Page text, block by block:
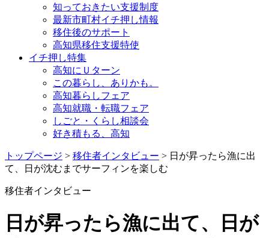
知っておきたい支援制度
最新市町村イチ押し情報
移住後のサポート
高知県移住支援特使
イチ押し特集
高知にＵターン
この暮らし、ありかも。
高知暮らしフェア
高知就職・転職フェア
しごと・くらし相談会
好き積もる、高知
トップページ > 移住者インタビュー > 日が昇ったら漁に出
て、日が沈むまでサーフィンを楽しむ
移住者インタビュー
日が昇ったら漁に出て、日が